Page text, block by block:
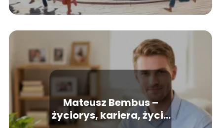
Mateusz Bembus –
życiorys, kariera, życie